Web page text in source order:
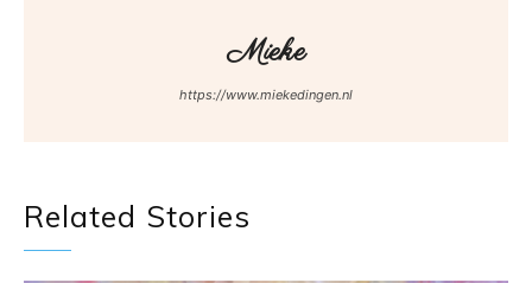
Mieke
https://www.miekedingen.nl
Related Stories